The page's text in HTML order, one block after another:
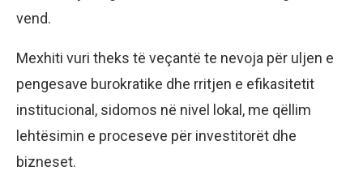
vend.
Mexhiti vuri theks të veçantë te nevoja për uljen e
pengesave burokratike dhe rritjen e efikasitetit
institucional, sidomos në nivel lokal, me qëllim
lehtësimin e proceseve për investitorët dhe
bizneset.